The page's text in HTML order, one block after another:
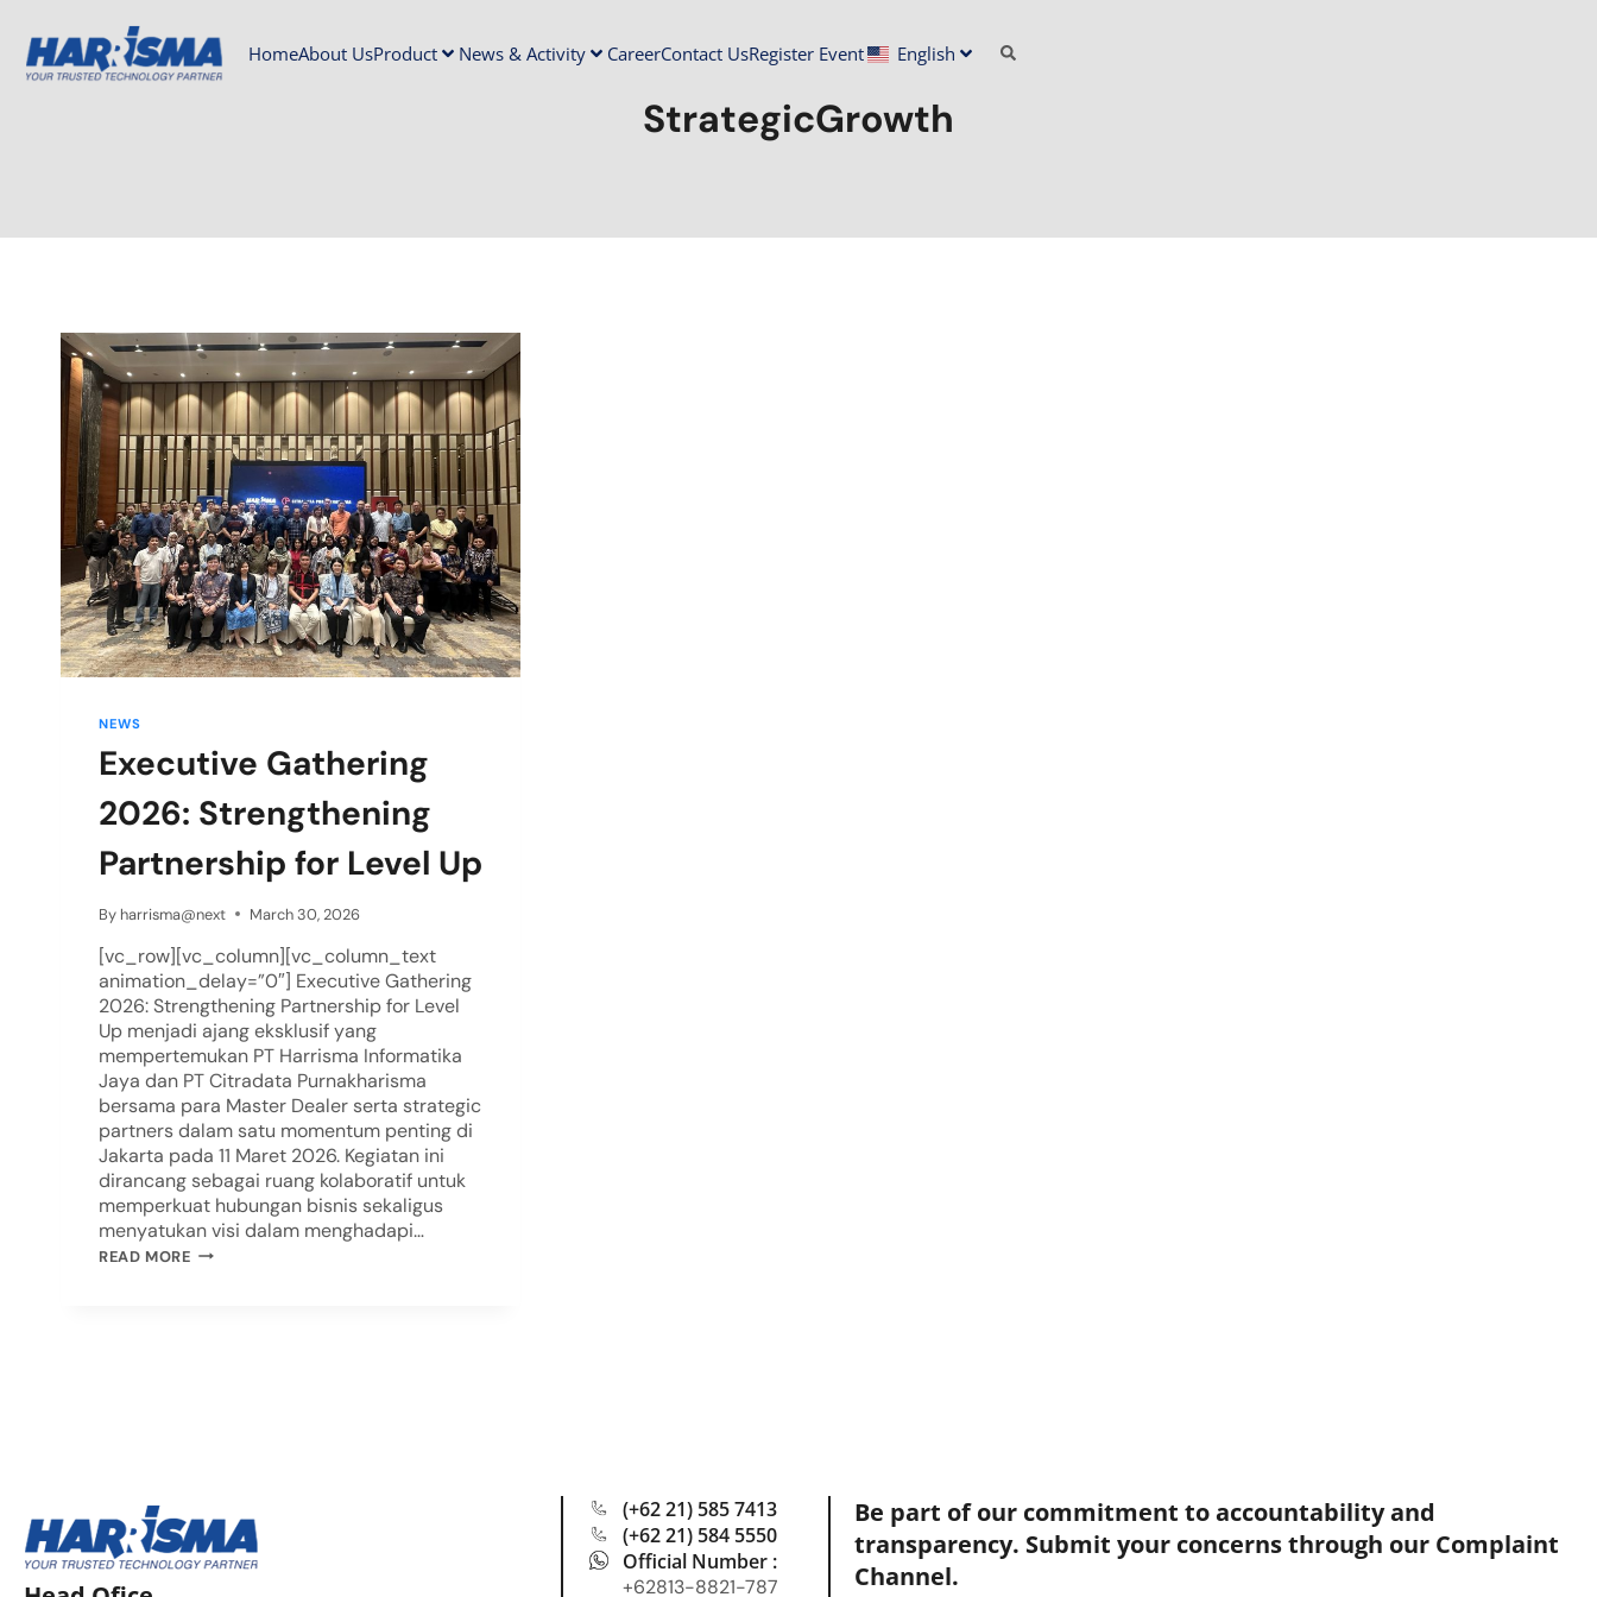
HomeAbout UsProduct News & Activity CareerContact UsRegister Event English
StrategicGrowth
NEWS
Executive Gathering
2026: Strengthening
Partnership for Level Up
By harrisma@next March 30, 2026
[vc_row][vc_column][vc_column_text
animation_delay=”0″] Executive Gathering
2026: Strengthening Partnership for Level
Up menjadi ajang eksklusif yang
mempertemukan PT Harrisma Informatika
Jaya dan PT Citradata Purnakharisma
bersama para Master Dealer serta strategic
partners dalam satu momentum penting di
Jakarta pada 11 Maret 2026. Kegiatan ini
dirancang sebagai ruang kolaboratif untuk
memperkuat hubungan bisnis sekaligus
menyatukan visi dalam menghadapi…
READ MORE
(+62 21) 585 7413
(+62 21) 584 5550
Official Number :
+62813-8821-787
Be part of our commitment to accountability and
transparency. Submit your concerns through our Complaint
Channel.